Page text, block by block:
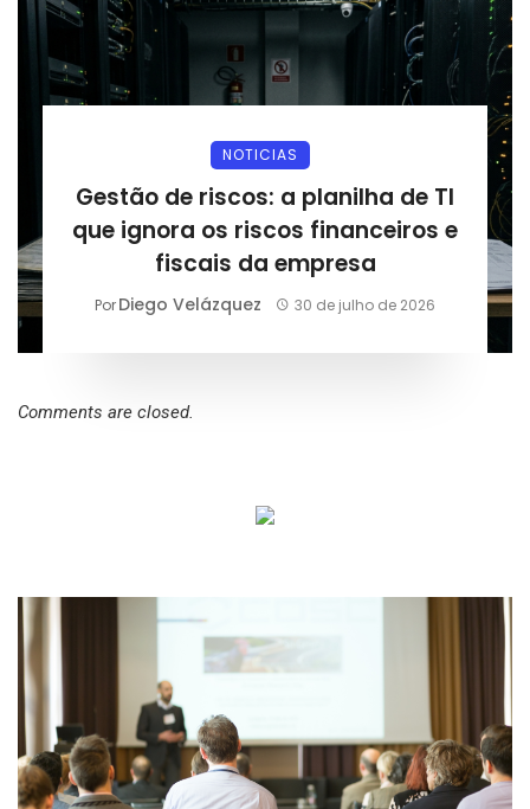
NOTICIAS
Gestão de riscos: a planilha de TI
que ignora os riscos financeiros e
fiscais da empresa
PorDiego Velázquez 30 de julho de 2026
Comments are closed.